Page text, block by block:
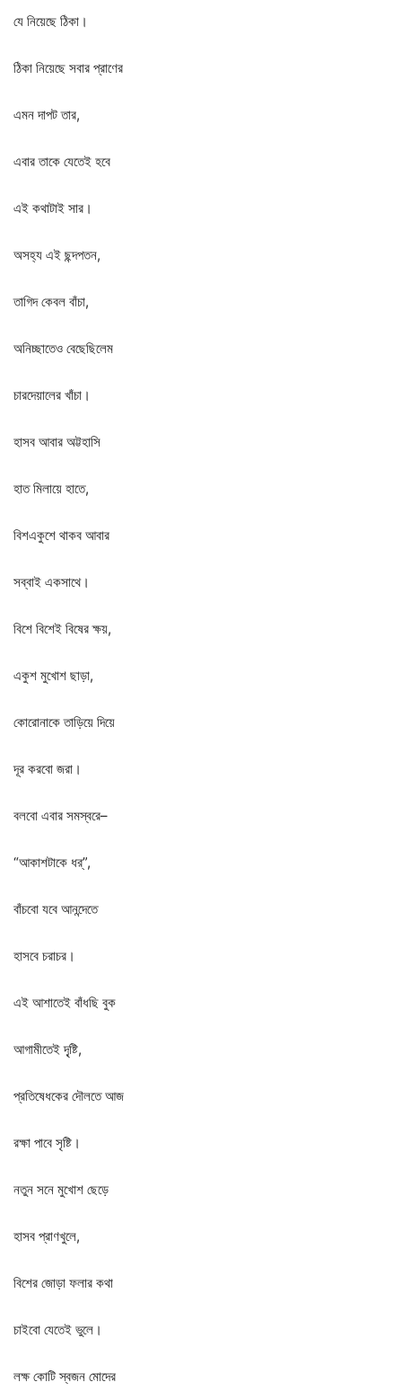
যে নিয়েছে ঠিকা।
ঠিকা নিয়েছে সবার প্রাণের
এমন দাপট তার,
এবার তাকে যেতেই হবে
এই কথাটাই সার।
অসহ্য এই ছন্দপতন,
তাগিদ কেবল বাঁচা,
অনিচ্ছাতেও বেছেছিলেম
চারদেয়ালের খাঁচা।
হাসব আবার অট্টহাসি
হাত মিলায়ে হাতে,
বিশএকুশে থাকব আবার
সব্বাই একসাথে।
বিশে বিশেই বিষের ক্ষয়,
একুশ মুখোশ ছাড়া,
কোরোনাকে তাড়িয়ে দিয়ে
দূর করবো জরা।
বলবো এবার সমস্বরে–
“আকাশটাকে ধর্”,
বাঁচবো যবে আনন্দেতে
হাসবে চরাচর।
এই আশাতেই বাঁধছি বুক
আগামীতেই দৃ্ষ্টি,
প্রতিষেধকের দৌলতে আজ
রক্ষা পাবে সৃষ্টি।
নতুন সনে মুখোশ ছেড়ে
হাসব প্রাণখুলে,
বিশের জোড়া ফলার কথা
চাইবো যেতেই ভুলে।
লক্ষ কোটি স্বজন মোদের